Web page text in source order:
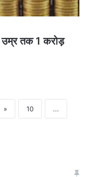
तक 1 करोड़
» 10 ...